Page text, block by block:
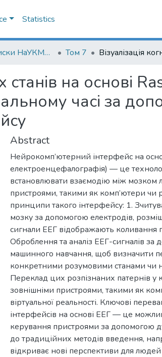
Statistics
Наукові записки НаУКМА. Комп'ютерні науки Том 7
станів на основі
часі за
Abstract
Нейрокомп’ютерний інтерфейс на
електроенцефалографія) — це
встановлювати взаємодію між мозком
пристроями, такими як комп’ютери чи
принципи такого інтерфейсу: 1.
мозку за допомогою електродів,
сигнали ЕЕГ відображають коливання
Оброблення та аналіз ЕЕГ-сигналів за
машинного навчання, щоб визначити
конкретними розумовими станами чи
Переклад цих розпізнаних патернів у
зовнішніми пристроями, такими як
віртуальної реальності. Ключові
інтерфейсів на основі ЕЕГ — це
керування пристроями за допомогою
до традиційних методів введення,
відкриває нові перспективи для